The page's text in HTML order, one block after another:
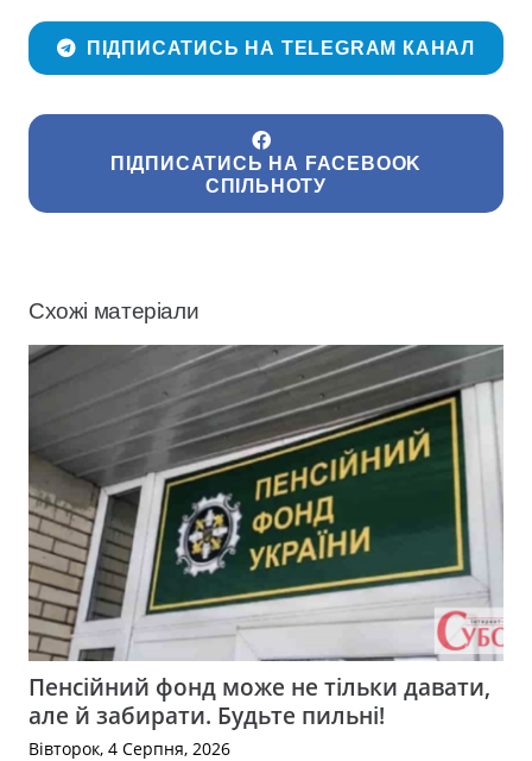
ПІДПИСАТИСЬ НА TELEGRAM КАНАЛ
ПІДПИСАТИСЬ НА FACEBOOK
СПІЛЬНОТУ
Схожі матеріали
Пенсійний фонд може не тільки давати,
але й забирати. Будьте пильні!
Вівторок, 4 Серпня, 2026